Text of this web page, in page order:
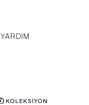
YARDIM
KOLEKSIYON